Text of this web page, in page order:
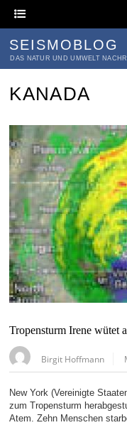
SEISMOBLOG
DAS NATUR UND UMWELT
KANADA
Tropensturm Irene wütet
Birgit Hoffmann
New York (Vereinigte
zum Tropensturm
Atem. Zehn Menschen